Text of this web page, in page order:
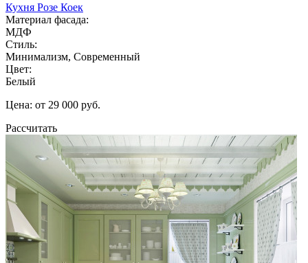
Кухня Розе Коек
Материал фасада:
МДФ
Стиль:
Минимализм, Современный
Цвет:
Белый
Цена: от 29 000 руб.
Рассчитать